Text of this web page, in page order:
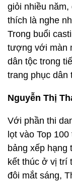
giỏi nhiều
thích là nghe
Trong buổi
tượng với màn
dân tộc trong
trang phục dân
Nguyễn Thị
Với phần thi
lọt vào Top
bảng xếp hạng
kết thúc ở vị trí
đôi mắt sáng,